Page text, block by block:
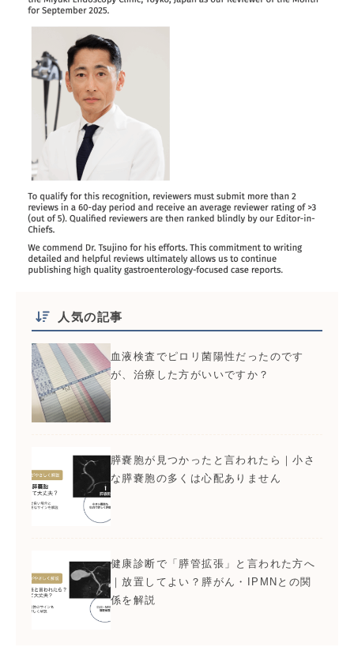
人気の記事
血液検査でピロリ菌陽性だったのです
が、治療した方がいいですか？
膵嚢胞が見つかったと言われたら｜小さ
な膵嚢胞の多くは心配ありません
健康診断で「膵管拡張」と言われた方へ
｜放置してよい？膵がん・IPMNとの関
係を解説